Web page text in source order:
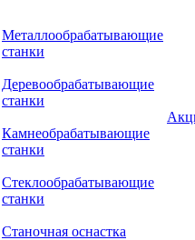
Металлообрабатывающие
станки
Деревообрабатывающие
станки
Камнеобрабатывающие
станки
Стеклообрабатывающие
станки
Станочная оснастка